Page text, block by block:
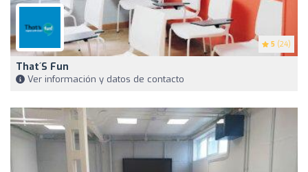
5 (24)
That´s Fun
Ver información y datos de contacto